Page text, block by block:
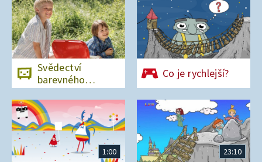
Svědectví
barevného
ostrova
Co je rychlejší?
1:00 23:10